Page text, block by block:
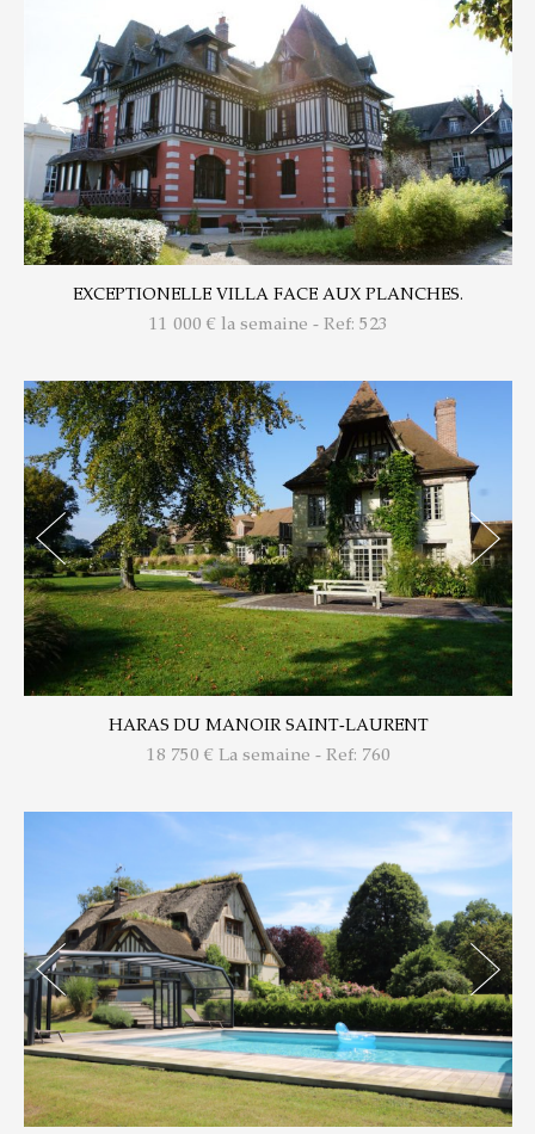
EXCEPTIONELLE VILLA FACE AUX PLANCHES.
11 000 € la semaine - Ref: 523
HARAS DU MANOIR SAINT-LAURENT
18 750 € La semaine - Ref: 760